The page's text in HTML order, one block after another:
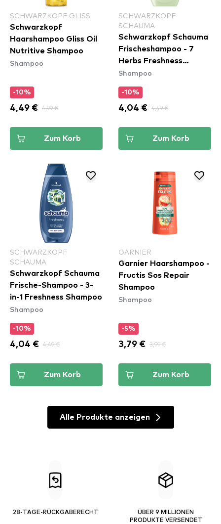
SCHWARZKOPF GLISS
Schwarzkopf
Haarshampoo Gliss Oil
Nutritive Shampoo
Shampoo
-10%
4,49 € 4,99 €
Zum Korb
SCHWARZKOPF
SCHAUMA
Schwarzkopf Schauma
Frischeshampoo - 7
Herbs Freshness
Shampoo
Shampoo
-10%
4,04 € 4,49 €
Zum Korb
SCHWARZKOPF
SCHAUMA
Schwarzkopf Schauma
Frische-Shampoo - 3-
in-1 Freshness Shampoo
Shampoo
-10%
4,04 € 4,49 €
Zum Korb
GARNIER
Garnier Haarshampoo -
Fructis Sos Repair
Shampoo
Shampoo
-5%
3,79 € 3,99 €
Zum Korb
Alle Produkte anzeigen
28-TAGE-RÜCKGABERECHT
ÜBER 9 MILLIONEN
PRODUKTE VERSENDET